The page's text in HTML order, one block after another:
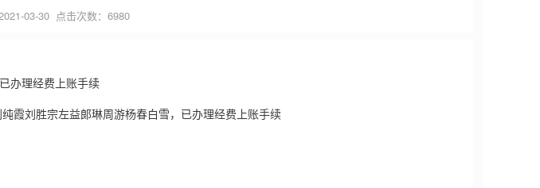
03-30 点击次数： 6980
办理经费上账手续
霞刘胜宗左益郞琳周游杨春白雪，已办理经费上账手续